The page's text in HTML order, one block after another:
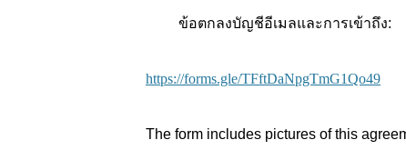
ข้อตกลงบัญชีอีเมลและการเข้าถึง:
https://forms.gle/TFftDaNpgTmG1Qo49
The form includes pictures of this